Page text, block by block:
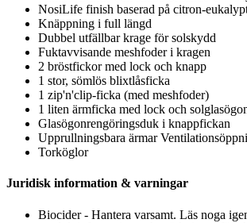
NosiLife finish baserad på citron-
Knäppning i full längd
Dubbel utfällbar krage för solskydd
Fuktavvisande meshfoder i kragen
2 bröstfickor med lock och knapp
1 stor, sömlös blixtlåsficka
1 zip'n'clip-ficka (med meshfoder)
1 liten ärmficka med lock och
Glasögonrengöringsduk i knappfickan
Upprullningsbara ärmar Ventilationsöpp
Torköglor
Juridisk information & varningar
Biocider - Hantera varsamt. Läs noga